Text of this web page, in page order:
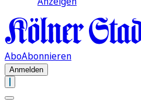
AboAbonnieren
Anmelden